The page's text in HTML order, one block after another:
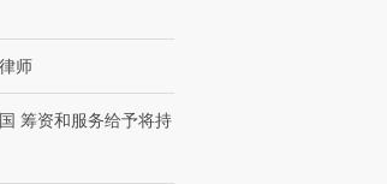
生活方式·第三对
师
筹资和服务给予将持